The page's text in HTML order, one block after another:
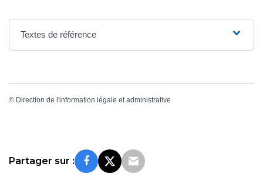
Textes de référence
© Direction de l'information légale et administrative
Partager sur :